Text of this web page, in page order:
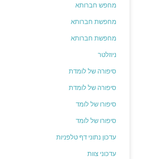
מחפש חברותא
מחפשת חברותא
מחפשת חברותא
ניוזלטר
סיפורה של לומדת
סיפורה של לומדת
סיפורו של לומד
סיפורו של לומד
עדכון נתוני דף טלפניות
עדכוני צוות